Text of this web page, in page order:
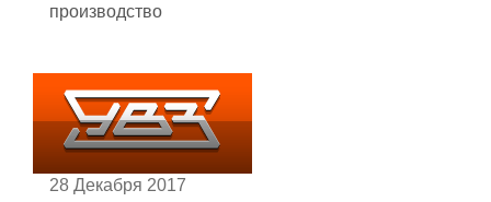
производство
28 Декабря 2017